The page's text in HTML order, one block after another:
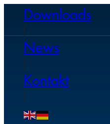
Downloads
News
Kontakt